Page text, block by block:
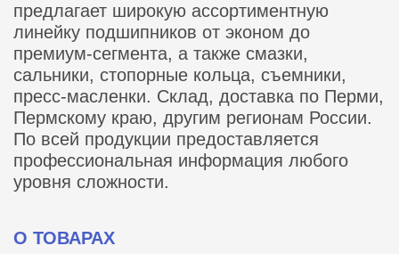
предлагает широкую ассортиментную
линейку подшипников от эконом до
премиум-сегмента, а также смазки,
сальники, стопорные кольца, съемники,
пресс-масленки. Склад, доставка по Перми,
Пермскому краю, другим регионам России.
По всей продукции предоставляется
профессиональная информация любого
уровня сложности.
О ТОВАРАХ